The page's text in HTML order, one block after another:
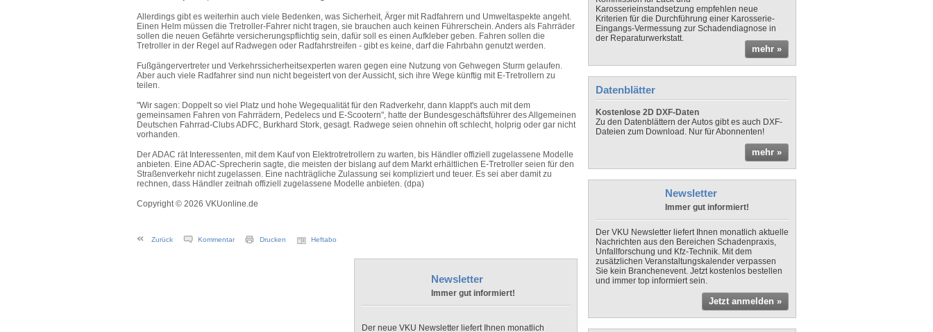
Allerdings gibt es weiterhin auch viele Bedenken, was Sicherheit, Ärger mit Radfahrern und Umweltaspekte angeht.
Einen Helm müssen die Tretroller-Fahrer nicht tragen, sie brauchen auch keinen Führerschein. Anders als Fahrräder
sollen die neuen Gefährte versicherungspflichtig sein, dafür soll es einen Aufkleber geben. Fahren sollen die
Tretroller in der Regel auf Radwegen oder Radfahrstreifen - gibt es keine, darf die Fahrbahn genutzt werden.
Fußgängervertreter und Verkehrssicherheitsexperten waren gegen eine Nutzung von Gehwegen Sturm gelaufen.
Aber auch viele Radfahrer sind nun nicht begeistert von der Aussicht, sich ihre Wege künftig mit E-Tretrollern zu
teilen.
"Wir sagen: Doppelt so viel Platz und hohe Wegequalität für den Radverkehr, dann klappt's auch mit dem
gemeinsamen Fahren von Fahrrädern, Pedelecs und E-Scootern", hatte der Bundesgeschäftsführer des Allgemeinen
Deutschen Fahrrad-Clubs ADFC, Burkhard Stork, gesagt. Radwege seien ohnehin oft schlecht, holprig oder gar nicht
vorhanden.
Der ADAC rät Interessenten, mit dem Kauf von Elektrotretrollern zu warten, bis Händler offiziell zugelassene Modelle
anbieten. Eine ADAC-Sprecherin sagte, die meisten der bislang auf dem Markt erhältlichen E-Tretroller seien für den
Straßenverkehr nicht zugelassen. Eine nachträgliche Zulassung sei kompliziert und teuer. Es sei aber damit zu
rechnen, dass Händler zeitnah offiziell zugelassene Modelle anbieten. (dpa)
Copyright © 2026 VKUonline.de
Zurück Kommentar Drucken Heftabo
Newsletter
Immer gut informiert!
Der neue VKU Newsletter liefert Ihnen monatlich
Karosserieinstandsetzung empfehlen neue
Kriterien für die Durchführung einer Karosserie-
Eingangs-Vermessung zur Schadendiagnose in
der Reparaturwerkstatt.
mehr »
Datenblätter
Kostenlose 2D DXF-Daten
Zu den Datenblättern der Autos gibt es auch DXF-
Dateien zum Download. Nur für Abonnenten!
mehr »
Newsletter
Immer gut informiert!
Der VKU Newsletter liefert Ihnen monatlich aktuelle
Nachrichten aus den Bereichen Schadenpraxis,
Unfallforschung und Kfz-Technik. Mit dem
zusätzlichen Veranstaltungskalender verpassen
Sie kein Branchenevent. Jetzt kostenlos bestellen
und immer top informiert sein.
Jetzt anmelden »